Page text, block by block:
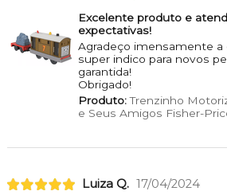
Excelente produto e
expectativas!
Agradeço imensamente a
super indico para novos
garantida!
Obrigado!
Produto:Trenzinho
e Seus Amigos Fisher-
Luiza Q. 17/04/2024